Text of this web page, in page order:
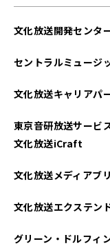
文化放送開発センタ
セントラルミュージ
文化放送キャリアパ
東京音研放送サービ
文化放送iCraft
文化放送メディアブ
文化放送エクステン
グリーン・ドルフィ